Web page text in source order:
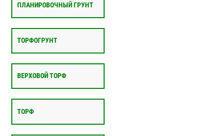
ПЛАНИРОВОЧНЫЙ ГРУНТ
ТОРФОГРУНТ
ВЕРХОВОЙ ТОРФ
ТОРФ